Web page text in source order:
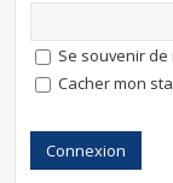
Se souvenir de
Cacher mon